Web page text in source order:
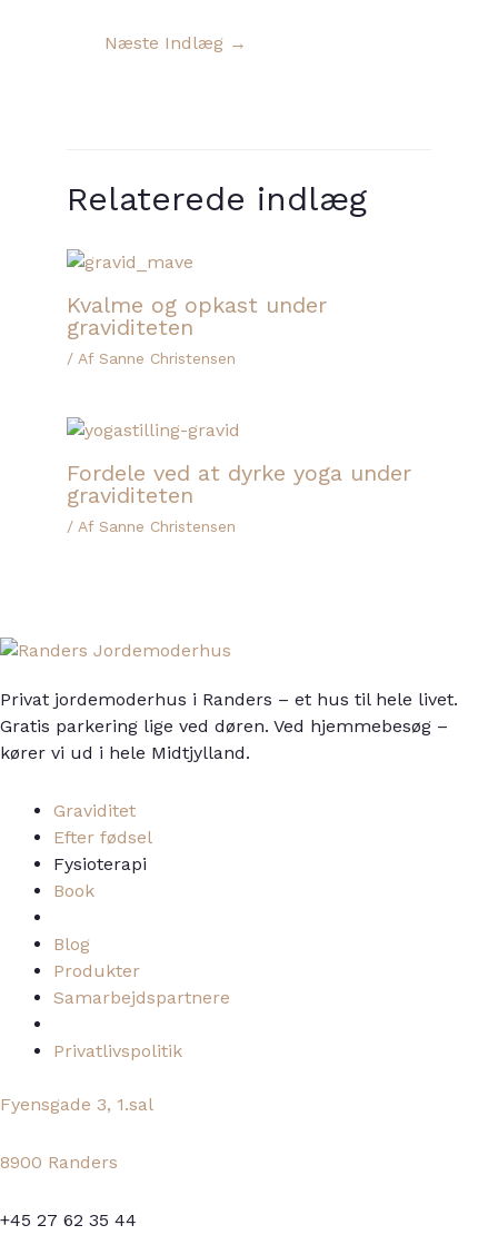
Næste Indlæg →
Relaterede indlæg
Kvalme og opkast under
graviditeten
/ Af Sanne Christensen
Fordele ved at dyrke yoga under
graviditeten
/ Af Sanne Christensen
Privat jordemoderhus i Randers – et hus til hele livet.
Gratis parkering lige ved døren. Ved hjemmebesøg –
kører vi ud i hele Midtjylland.
Graviditet
Efter fødsel
Fysioterapi
Book
Blog
Produkter
Samarbejdspartnere
Privatlivspolitik
Fyensgade 3, 1.sal
8900 Randers
+45 27 62 35 44